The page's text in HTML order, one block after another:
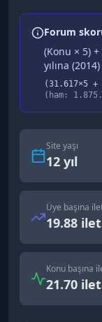
Forum
(Konu × 5)
yılına (2014
(31.617×5 +
(ham:
Site yaşı
12 yıl
Üye başına
19.88
Konu başına
21.70